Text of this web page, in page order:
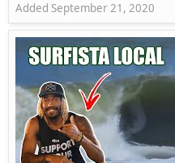
Added September 21, 2020